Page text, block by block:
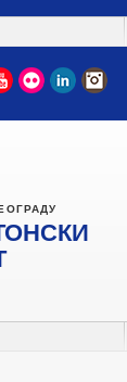
YouTube
Flickr LinkedIn